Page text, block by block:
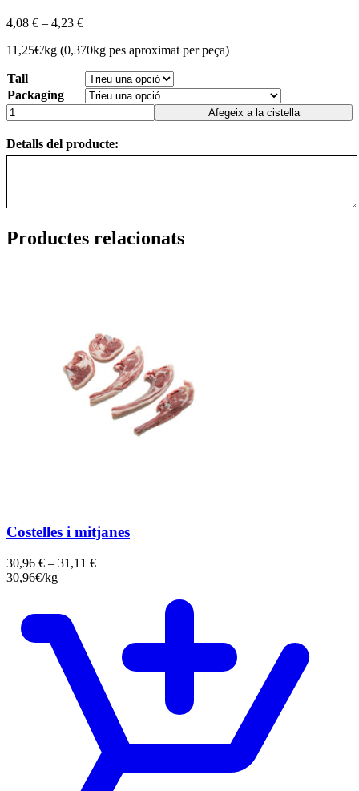
4,08 € – 4,23 €
11,25€/kg (0,370kg pes aproximat per peça)
Tall
Packaging
Afegeix a la cistella
Detalls del producte:
Productes relacionats
Costelles i mitjanes
30,96 € – 31,11 €
30,96€/kg